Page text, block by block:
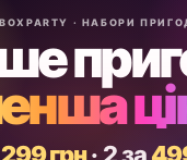
BOXPARTY · НАБОРИ